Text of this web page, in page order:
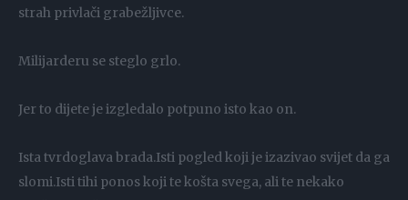
strah privlači grabežljivce.
Milijarderu se steglo grlo.
Jer to dijete je izgledalo potpuno isto kao on.
Ista tvrdoglava brada.Isti pogled koji je izazivao svijet da ga
slomi.Isti tihi ponos koji te košta svega, ali te nekako